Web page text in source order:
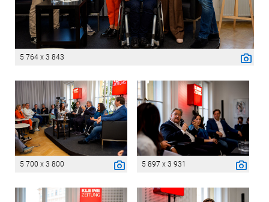
5 764 x 3 843
5 700 x 3 800 5 897 x 3 931